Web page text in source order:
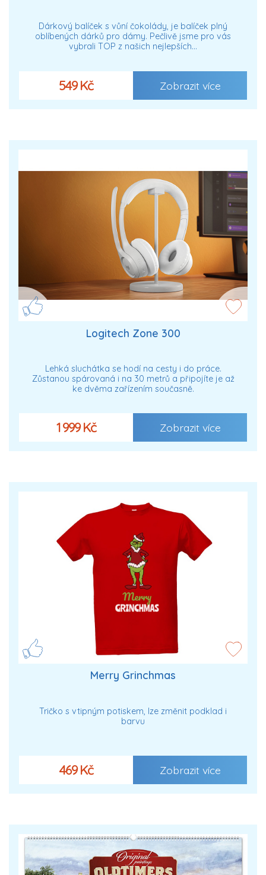
Dárkový balíček s vůní čokolády, je balíček plný
oblíbených dárků pro dámy. Pečlivě jsme pro vás
vybrali TOP z našich nejlepších…
549 Kč Zobrazit více
Logitech Zone 300
Lehká sluchátka se hodí na cesty i do práce.
Zůstanou spárovaná i na 30 metrů a připojíte je až
ke dvěma zařízením současně.
1 999 Kč Zobrazit více
Merry Grinchmas
Tričko s vtipným potiskem, lze změnit podklad i
barvu
469 Kč Zobrazit více